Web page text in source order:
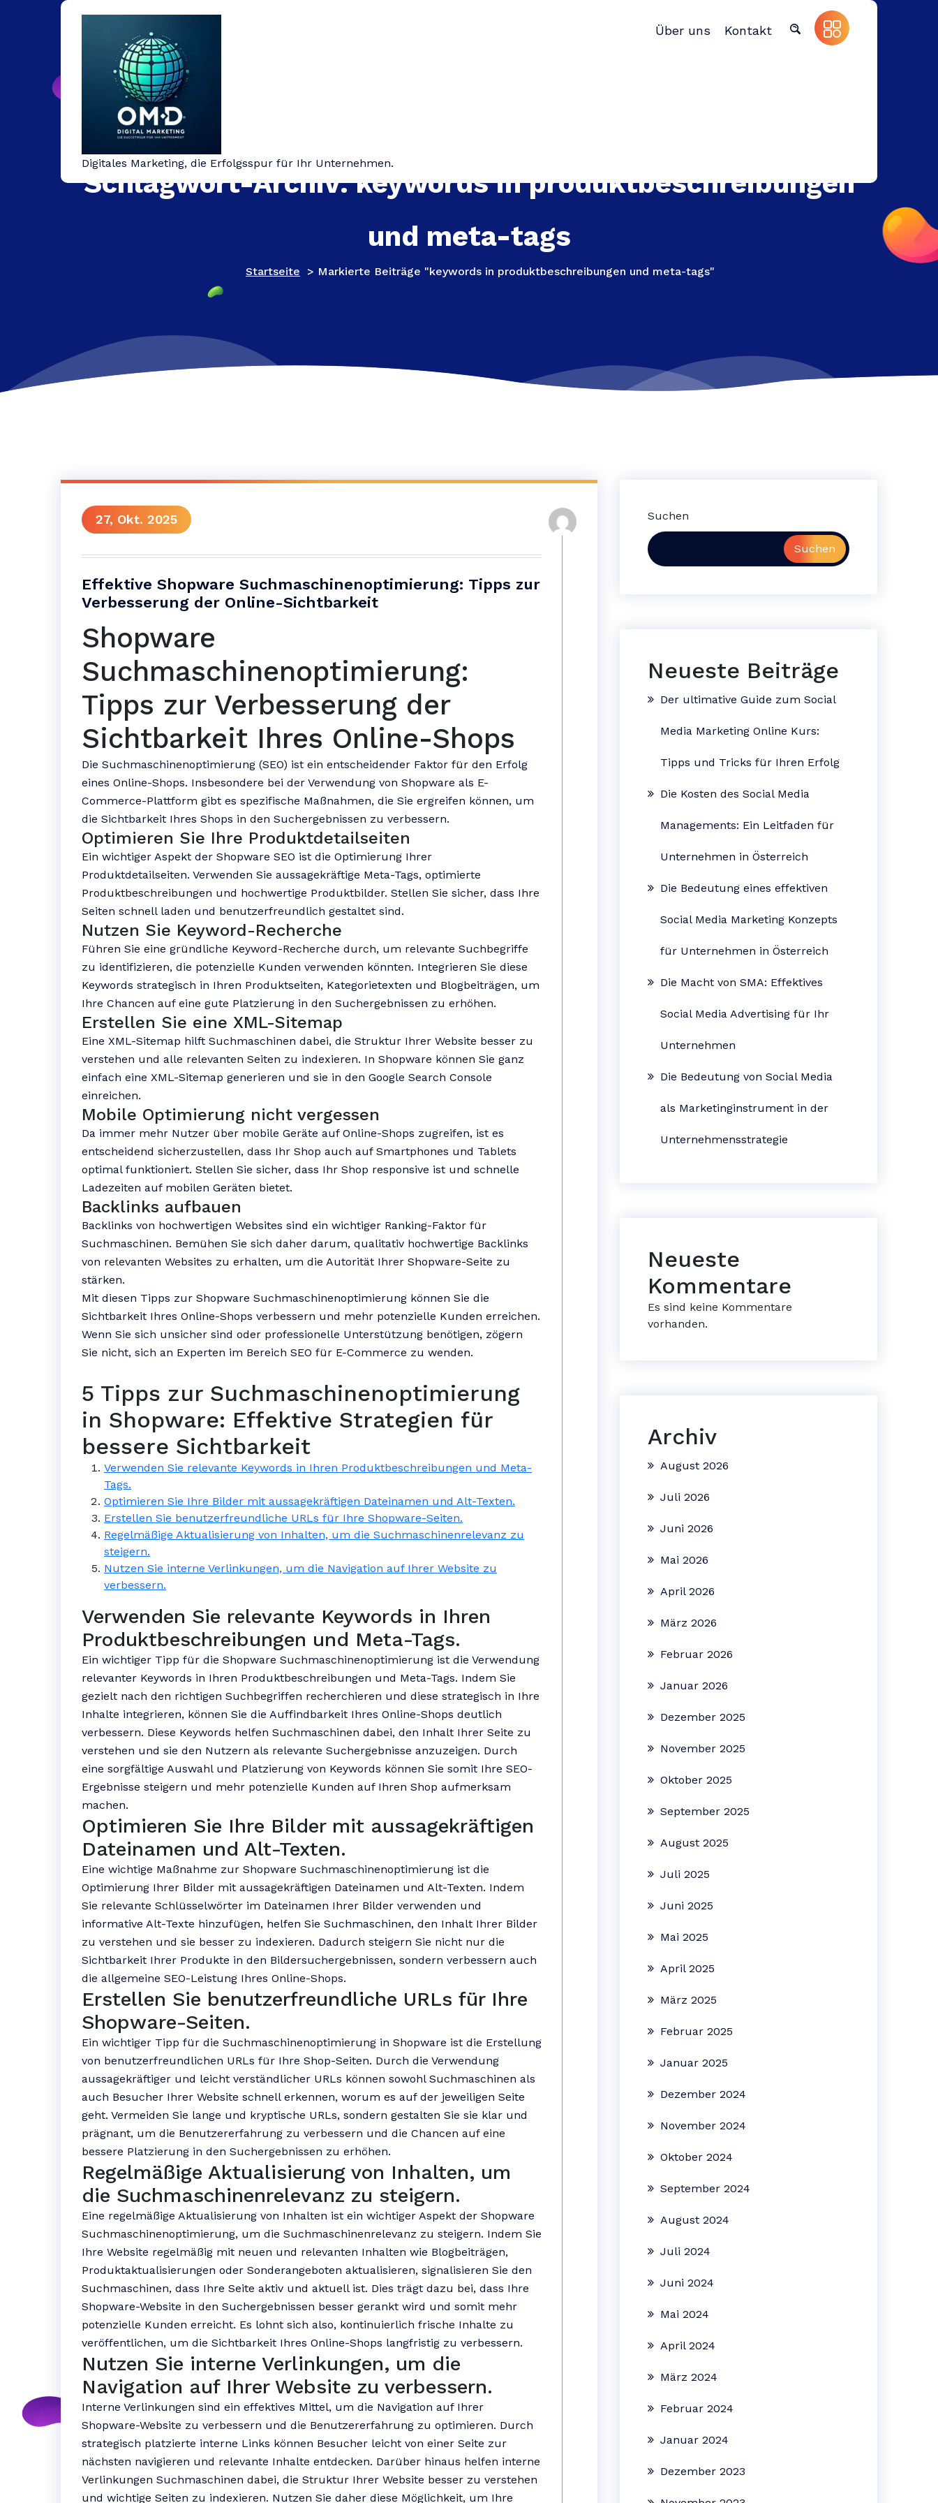
Digitales Marketing, die Erfolgsspur für Ihr Unternehmen.
Über uns Kontakt
Schlagwort-Archiv: keywords in produktbeschreibungen
und meta-tags
Startseite > Markierte Beiträge "keywords in produktbeschreibungen und meta-tags"
27, Okt. 2025
Effektive Shopware Suchmaschinenoptimierung: Tipps zur
Verbesserung der Online-Sichtbarkeit
Shopware
Suchmaschinenoptimierung:
Tipps zur Verbesserung der
Sichtbarkeit Ihres Online-Shops
Die Suchmaschinenoptimierung (SEO) ist ein entscheidender Faktor für den Erfolg
eines Online-Shops. Insbesondere bei der Verwendung von Shopware als E-
Commerce-Plattform gibt es spezifische Maßnahmen, die Sie ergreifen können, um
die Sichtbarkeit Ihres Shops in den Suchergebnissen zu verbessern.
Optimieren Sie Ihre Produktdetailseiten
Ein wichtiger Aspekt der Shopware SEO ist die Optimierung Ihrer
Produktdetailseiten. Verwenden Sie aussagekräftige Meta-Tags, optimierte
Produktbeschreibungen und hochwertige Produktbilder. Stellen Sie sicher, dass Ihre
Seiten schnell laden und benutzerfreundlich gestaltet sind.
Nutzen Sie Keyword-Recherche
Führen Sie eine gründliche Keyword-Recherche durch, um relevante Suchbegriffe
zu identifizieren, die potenzielle Kunden verwenden könnten. Integrieren Sie diese
Keywords strategisch in Ihren Produktseiten, Kategorietexten und Blogbeiträgen, um
Ihre Chancen auf eine gute Platzierung in den Suchergebnissen zu erhöhen.
Erstellen Sie eine XML-Sitemap
Eine XML-Sitemap hilft Suchmaschinen dabei, die Struktur Ihrer Website besser zu
verstehen und alle relevanten Seiten zu indexieren. In Shopware können Sie ganz
einfach eine XML-Sitemap generieren und sie in den Google Search Console
einreichen.
Mobile Optimierung nicht vergessen
Da immer mehr Nutzer über mobile Geräte auf Online-Shops zugreifen, ist es
entscheidend sicherzustellen, dass Ihr Shop auch auf Smartphones und Tablets
optimal funktioniert. Stellen Sie sicher, dass Ihr Shop responsive ist und schnelle
Ladezeiten auf mobilen Geräten bietet.
Backlinks aufbauen
Backlinks von hochwertigen Websites sind ein wichtiger Ranking-Faktor für
Suchmaschinen. Bemühen Sie sich daher darum, qualitativ hochwertige Backlinks
von relevanten Websites zu erhalten, um die Autorität Ihrer Shopware-Seite zu
stärken.
Mit diesen Tipps zur Shopware Suchmaschinenoptimierung können Sie die
Sichtbarkeit Ihres Online-Shops verbessern und mehr potenzielle Kunden erreichen.
Wenn Sie sich unsicher sind oder professionelle Unterstützung benötigen, zögern
Sie nicht, sich an Experten im Bereich SEO für E-Commerce zu wenden.
5 Tipps zur Suchmaschinenoptimierung
in Shopware: Effektive Strategien für
bessere Sichtbarkeit
Verwenden Sie relevante Keywords in Ihren Produktbeschreibungen und Meta-
Tags.
Optimieren Sie Ihre Bilder mit aussagekräftigen Dateinamen und Alt-Texten.
Erstellen Sie benutzerfreundliche URLs für Ihre Shopware-Seiten.
Regelmäßige Aktualisierung von Inhalten, um die Suchmaschinenrelevanz zu
steigern.
Nutzen Sie interne Verlinkungen, um die Navigation auf Ihrer Website zu
verbessern.
Verwenden Sie relevante Keywords in Ihren
Produktbeschreibungen und Meta-Tags.
Ein wichtiger Tipp für die Shopware Suchmaschinenoptimierung ist die Verwendung
relevanter Keywords in Ihren Produktbeschreibungen und Meta-Tags. Indem Sie
gezielt nach den richtigen Suchbegriffen recherchieren und diese strategisch in Ihre
Inhalte integrieren, können Sie die Auffindbarkeit Ihres Online-Shops deutlich
verbessern. Diese Keywords helfen Suchmaschinen dabei, den Inhalt Ihrer Seite zu
verstehen und sie den Nutzern als relevante Suchergebnisse anzuzeigen. Durch
eine sorgfältige Auswahl und Platzierung von Keywords können Sie somit Ihre SEO-
Ergebnisse steigern und mehr potenzielle Kunden auf Ihren Shop aufmerksam
machen.
Optimieren Sie Ihre Bilder mit aussagekräftigen
Dateinamen und Alt-Texten.
Eine wichtige Maßnahme zur Shopware Suchmaschinenoptimierung ist die
Optimierung Ihrer Bilder mit aussagekräftigen Dateinamen und Alt-Texten. Indem
Sie relevante Schlüsselwörter im Dateinamen Ihrer Bilder verwenden und
informative Alt-Texte hinzufügen, helfen Sie Suchmaschinen, den Inhalt Ihrer Bilder
zu verstehen und sie besser zu indexieren. Dadurch steigern Sie nicht nur die
Sichtbarkeit Ihrer Produkte in den Bildersuchergebnissen, sondern verbessern auch
die allgemeine SEO-Leistung Ihres Online-Shops.
Erstellen Sie benutzerfreundliche URLs für Ihre
Shopware-Seiten.
Ein wichtiger Tipp für die Suchmaschinenoptimierung in Shopware ist die Erstellung
von benutzerfreundlichen URLs für Ihre Shop-Seiten. Durch die Verwendung
aussagekräftiger und leicht verständlicher URLs können sowohl Suchmaschinen als
auch Besucher Ihrer Website schnell erkennen, worum es auf der jeweiligen Seite
geht. Vermeiden Sie lange und kryptische URLs, sondern gestalten Sie sie klar und
prägnant, um die Benutzererfahrung zu verbessern und die Chancen auf eine
bessere Platzierung in den Suchergebnissen zu erhöhen.
Regelmäßige Aktualisierung von Inhalten, um
die Suchmaschinenrelevanz zu steigern.
Eine regelmäßige Aktualisierung von Inhalten ist ein wichtiger Aspekt der Shopware
Suchmaschinenoptimierung, um die Suchmaschinenrelevanz zu steigern. Indem Sie
Ihre Website regelmäßig mit neuen und relevanten Inhalten wie Blogbeiträgen,
Produktaktualisierungen oder Sonderangeboten aktualisieren, signalisieren Sie den
Suchmaschinen, dass Ihre Seite aktiv und aktuell ist. Dies trägt dazu bei, dass Ihre
Shopware-Website in den Suchergebnissen besser gerankt wird und somit mehr
potenzielle Kunden erreicht. Es lohnt sich also, kontinuierlich frische Inhalte zu
veröffentlichen, um die Sichtbarkeit Ihres Online-Shops langfristig zu verbessern.
Nutzen Sie interne Verlinkungen, um die
Navigation auf Ihrer Website zu verbessern.
Interne Verlinkungen sind ein effektives Mittel, um die Navigation auf Ihrer
Shopware-Website zu verbessern und die Benutzererfahrung zu optimieren. Durch
strategisch platzierte interne Links können Besucher leicht von einer Seite zur
nächsten navigieren und relevante Inhalte entdecken. Darüber hinaus helfen interne
Verlinkungen Suchmaschinen dabei, die Struktur Ihrer Website besser zu verstehen
und wichtige Seiten zu indexieren. Nutzen Sie daher diese Möglichkeit, um Ihre
Suchen
Suchen
Neueste Beiträge
Der ultimative Guide zum Social
Media Marketing Online Kurs:
Tipps und Tricks für Ihren Erfolg
Die Kosten des Social Media
Managements: Ein Leitfaden für
Unternehmen in Österreich
Die Bedeutung eines effektiven
Social Media Marketing Konzepts
für Unternehmen in Österreich
Die Macht von SMA: Effektives
Social Media Advertising für Ihr
Unternehmen
Die Bedeutung von Social Media
als Marketinginstrument in der
Unternehmensstrategie
Neueste
Kommentare
Es sind keine Kommentare
vorhanden.
Archiv
August 2026
Juli 2026
Juni 2026
Mai 2026
April 2026
März 2026
Februar 2026
Januar 2026
Dezember 2025
November 2025
Oktober 2025
September 2025
August 2025
Juli 2025
Juni 2025
Mai 2025
April 2025
März 2025
Februar 2025
Januar 2025
Dezember 2024
November 2024
Oktober 2024
September 2024
August 2024
Juli 2024
Juni 2024
Mai 2024
April 2024
März 2024
Februar 2024
Januar 2024
Dezember 2023